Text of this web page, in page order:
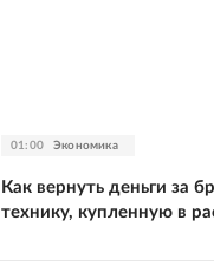
01:00 Экономика
Как вернуть деньги за
технику, купленную в